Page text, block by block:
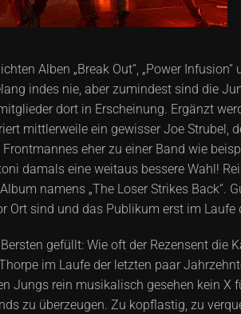
Alben „Break Out“, „Power
indes nie, aber zumindest sind die
dort in Erscheinung. Ergänzt
mittlerweile ein gewisser Joe Strubel,
eher zu einer Band wie
damals eine weitaus bessere Wahl!
namens „The Loser Strikes Back“.
sind und das Publikum erst im Laufe
gefüllt: Wie oft der Rezensent
im Laufe der letzten paar
Jungs rein musikalisch gesehen kein X
zu überzeugen. Zu kopflastig, zu